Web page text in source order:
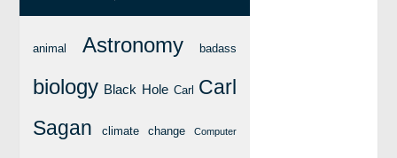
প্রশ্নমালা
অন্যান্য
animal Astronomy badass
biology Black Hole Carl Carl
Sagan
climate change Computer